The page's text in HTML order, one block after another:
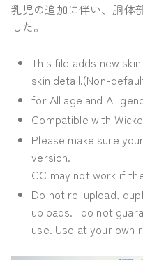
乳児の追加に伴い、胴体
した。
This file adds new
skin detail.(Non-
for All age and All
Compatible with
Please make sure
version.
CC may not work if
Do not re-upload,
uploads. I do not
use. Use at your own